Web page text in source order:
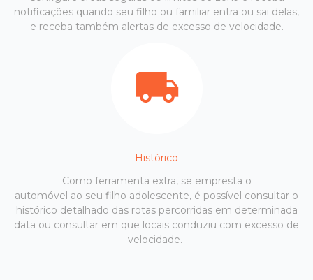
notificações quando seu filho ou familiar entra ou sai delas,
e receba também alertas de excesso de velocidade.
Histórico
Como ferramenta extra, se empresta o
automóvel ao seu filho adolescente, é possível consultar o
histórico detalhado das rotas percorridas em determinada
data ou consultar em que locais conduziu com excesso de
velocidade.